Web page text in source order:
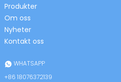
Produkter
Om oss
Nyheter
Kontakt oss
WHATSAPP
+86 18076372139